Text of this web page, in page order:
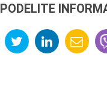
PODELITE